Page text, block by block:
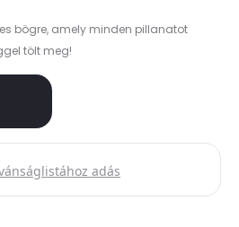
bögre, amely minden pillanatot
tölt meg!
adás